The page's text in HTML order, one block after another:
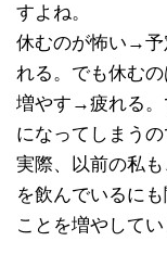
すよね。
休むのが怖い→
れる。でも休む
増やす→疲れる
になってしまうの
実際、以前の私
を飲んでいるに
ことを増やしてい